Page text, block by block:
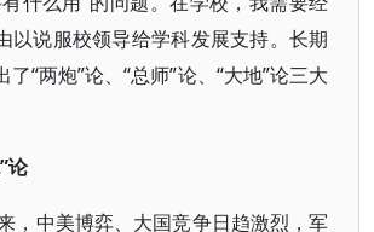
以说服校领导给学科发展支持。长期
“两炮”论、“总师”论、“大地”论三大
论
，中美博弈、大国竞争日趋激烈，军